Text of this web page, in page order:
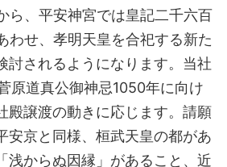
ら、平安神宮では皇記二千六百
わせ、孝明天皇を合祀する新た
討されるようになります。当社
原道真公御神忌1050年に向け
殿譲渡の動きに応じます。請願
安京と同様、桓武天皇の都があ
浅からぬ因縁」があること、近